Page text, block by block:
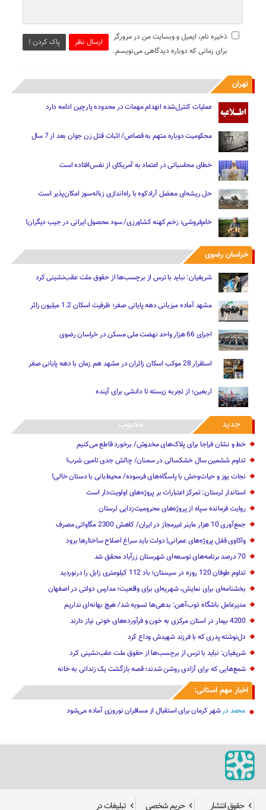
ارسال نظر پاک کردن !
ذخیره نام، ایمیل و وبسایت من در مرورگر
برای زمانی که دوباره دیدگاهی می‌نویسم.
تهران
عملیات کنترل‌شده انهدام مهمات در محدوده پارچین ادامه دارد
محکومیت دوباره متهم به قصاص/ اثبات قتل زن جوان بعد از 7 سال
خطای محاسباتی در اعتماد به آمریکای از نفس‌افتاده است
حل ریشه‌ای معضل آرادکوه با راه‌اندازی زباله‌سوز امکان‌پذیر است
خام‌فروشی؛ زخم کهنه کشاورزی/ سود محصول ایرانی در جیب دیگران!
خراسان رضوی
شریفیان: نباید با ترس از برچسب‌ها از حقوق ملت عقب‌نشینی کرد
مشهد آماده میزبانی دهه پایانی صفر؛ ظرفیت اسکان 1.2 میلیون زائر
اجرای 66 هزار واحد نهضت ملی مسکن در خراسان رضوی
استقرار 28 موکب اسکان زائران در مشهد هم زمان با دهه پایانی صفر
اربعین؛ از تجربه زیسته تا دانشی برای آینده
جدید محبوب
خط و نشان فراجا برای پلاک‌های مخدوش/ برخورد قاطع می‌کنیم
تداوم ششمین سال خشکسالی در سمنان/ چالش‌ جدی‌ تامین شرب!
نجات یوز و حیات‌وحش با پاسگاه‌های فرسوده/ ‌محیط‌بانی با دستان خالی!
استاندار لرستان: تمرکز اعتبارات بر پروژه‌های اولویت‌دار است
روایت فرمانده سپاه از پروژه‌های محرومیت‌زدایی لرستان
جمع‌آوری 10 هزار ماینر غیرمجاز در ایران/ کاهش 2300 مگاواتی مصرف
واکاوی قفل پروژه‌های عمرانی| دولت باید سراغ اصلاح ساختارها برود
70 درصد برنامه‌های توسعه‌ای شهرستان زرآباد محقق شد
تداوم طوفان 120 روزه در سیستان؛ باد 112 کیلومتری ‌زابل را درنوردید
بخشنامه‌ای برای نمایش، شهریه‌ای برای واقعیت؛ مدارس دولتی در اصفهان
مدیرعامل باشگاه ذوب‌آهن: ‌بدهی‌ها ‌تسویه شد/ هیچ بهانه‌ای نداریم
4200 بیمار در استان مرکزی به خون و فرآورده‌های خونی نیاز دارند
دل‌نوشته پدری که با فرزند شهیدش وداع کرد
شریفیان: نباید با ترس از برچسب‌ها از حقوق ملت عقب‌نشینی کرد
شمع‌هایی که ‌برای آزادی روشن شدند؛ قصه بازگشت یک زندانی به خانه
اخبار مهم استانی:
محمد درشهر کرمان برای استقبال از مسافران نوروزی آماده می‌شود
حقوق انتشار حریم شخصی تبلیغات در